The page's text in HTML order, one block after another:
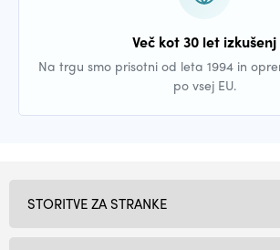
Več kot 30 let izkušenj
Na trgu smo prisotni od leta 1994 in
po vsej EU.
STORITVE ZA STRANKE